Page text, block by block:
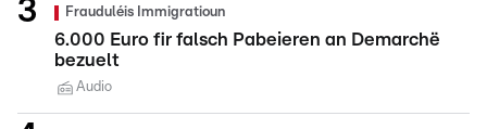
Frauduléis Immigratioun
6.000 Euro fir falsch Pabeieren an Demarchë
bezuelt
Audio